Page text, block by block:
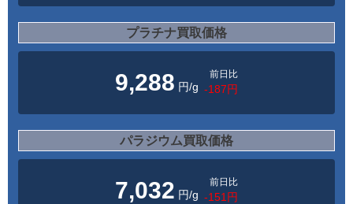
プラチナ買取価格
9,288 円/g
前日比
-187円
パラジウム買取価格
7,032 円/g
前日比
-151円